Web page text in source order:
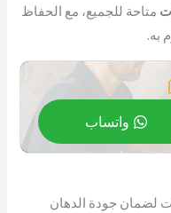
متاحة للجميع، مع الحفاظ
به.
واتساب
لضمان جودة الدهان